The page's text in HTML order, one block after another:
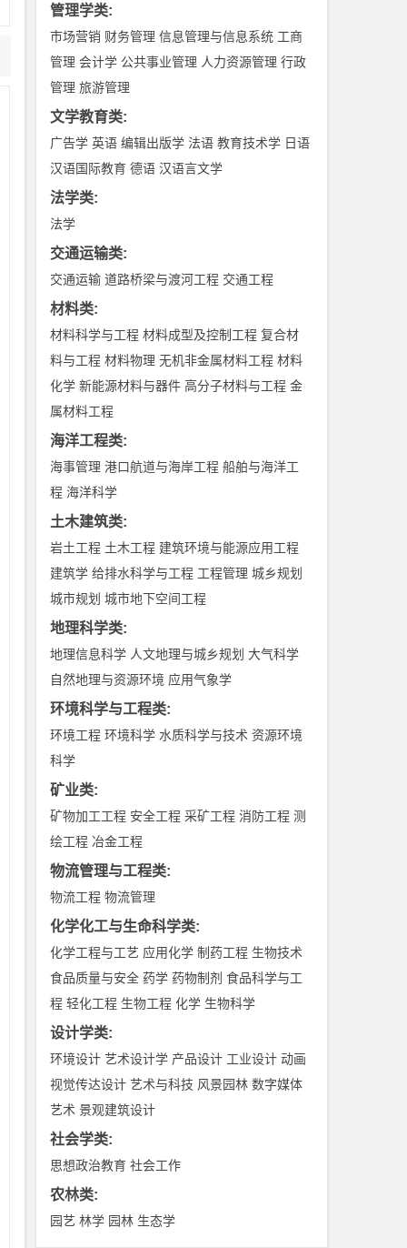
管理学类:
市场营销 财务管理 信息管理与信息系统 工商
管理 会计学 公共事业管理 人力资源管理 行政
管理 旅游管理
文学教育类:
广告学 英语 编辑出版学 法语 教育技术学 日语
汉语国际教育 德语 汉语言文学
法学类:
法学
交通运输类:
交通运输 道路桥梁与渡河工程 交通工程
材料类:
材料科学与工程 材料成型及控制工程 复合材
料与工程 材料物理 无机非金属材料工程 材料
化学 新能源材料与器件 高分子材料与工程 金
属材料工程
海洋工程类:
海事管理 港口航道与海岸工程 船舶与海洋工
程 海洋科学
土木建筑类:
岩土工程 土木工程 建筑环境与能源应用工程
建筑学 给排水科学与工程 工程管理 城乡规划
城市规划 城市地下空间工程
地理科学类:
地理信息科学 人文地理与城乡规划 大气科学
自然地理与资源环境 应用气象学
环境科学与工程类:
环境工程 环境科学 水质科学与技术 资源环境
科学
矿业类:
矿物加工工程 安全工程 采矿工程 消防工程 测
绘工程 冶金工程
物流管理与工程类:
物流工程 物流管理
化学化工与生命科学类:
化学工程与工艺 应用化学 制药工程 生物技术
食品质量与安全 药学 药物制剂 食品科学与工
程 轻化工程 生物工程 化学 生物科学
设计学类:
环境设计 艺术设计学 产品设计 工业设计 动画
视觉传达设计 艺术与科技 风景园林 数字媒体
艺术 景观建筑设计
社会学类:
思想政治教育 社会工作
农林类:
园艺 林学 园林 生态学